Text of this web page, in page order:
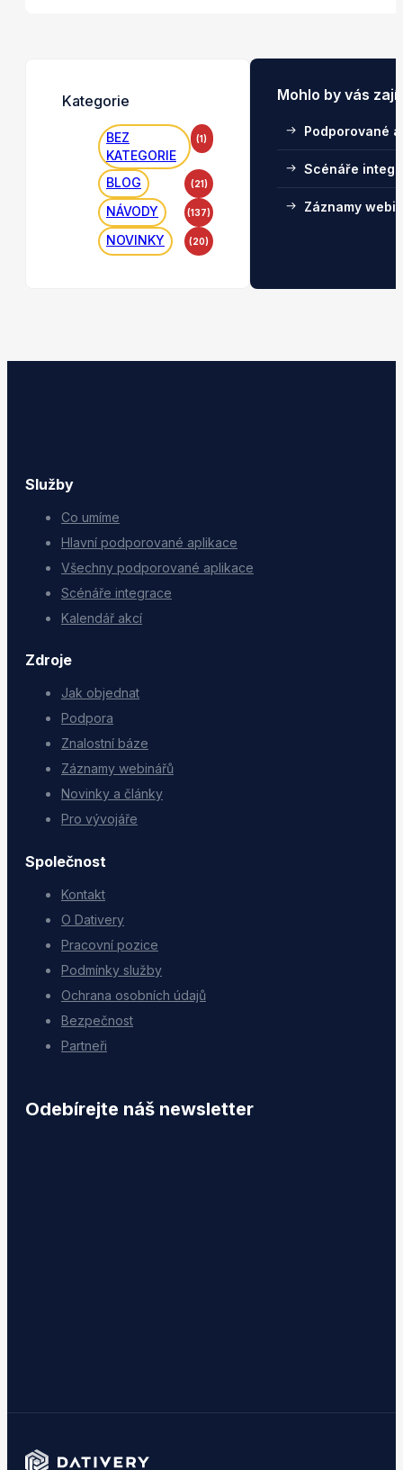
Mohlo by vás
Podporované
Scénáře
Záznamy
Kategorie
BEZ
KATEGORIE
(1)
BLOG (21)
NÁVODY (137)
NOVINKY (20)
Služby
Co umíme
Hlavní podporované aplikace
Všechny podporované aplikace
Scénáře integrace
Kalendář akcí
Zdroje
Jak objednat
Podpora
Znalostní báze
Záznamy webinářů
Novinky a články
Pro vývojáře
Společnost
Kontakt
O Dativery
Pracovní pozice
Podmínky služby
Ochrana osobních údajů
Bezpečnost
Partneři
Odebírejte náš newsletter